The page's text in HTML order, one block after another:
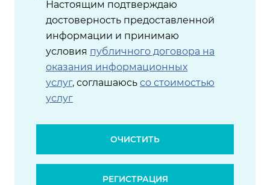
Настоящим подтверждаю
достоверность предоставленной
информации и принимаю
условия публичного договора на
оказания информационных
услуг, соглашаюсь со стоимостью
услуг
ОЧИСТИТЬ
РЕГИСТРАЦИЯ